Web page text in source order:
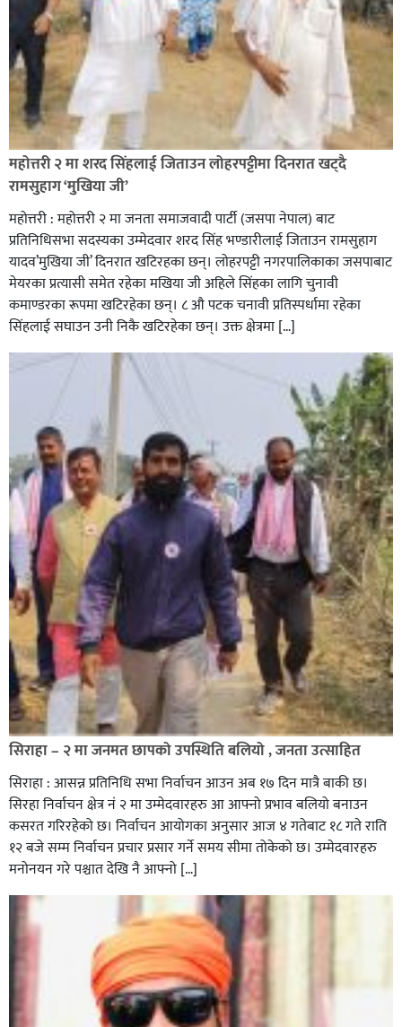
रक्तदान सेवामा जिल्लामै दोस्रो स्थान ल्याएकोमा जनमत नेताद्वय
रेडक्रस सिराहा द्वारा सम्मानित
सिराहाको औरहीमा जेन-जी भेला सम्पन्न
महोत्तरी २ मा शरद सिंहलाई जिताउन लोहरपट्टीमा दिनरात खट्दै
रामसुहाग ‘मुखिया जी’
महोत्तरी : महोत्तरी २ मा जनता समाजवादी पार्टी (जसपा नेपाल) बाट
प्रतिनिधिसभा सदस्यका उम्मेदवार शरद सिंह भण्डारीलाई जिताउन रामसुहाग
यादव’मुखिया जी’ दिनरात खटिरहका छन्। लोहरपट्टी नगरपालिकाका जसपाबाट
मेयरका प्रत्यासी समेत रहेका मखिया जी अहिले सिंहका लागि चुनावी
कमाण्डरका रूपमा खटिरहेका छन्। ८ औ पटक चनावी प्रतिस्पर्धामा रहेका
सिंहलाई सघाउन उनी निकै खटिरहेका छन्। उक्त क्षेत्रमा […]
सिराहा – २ मा जनमत छापको उपस्थिति बलियो , जनता उत्साहित
सिराहा : आसन्न प्रतिनिधि सभा निर्वाचन आउन अब १७ दिन मात्रै बाकी छ।
सिरहा निर्वाचन क्षेत्र नं २ मा उम्मेदवारहरु आ आफ्नो प्रभाव बलियो बनाउन
कसरत गरिरहेको छ। निर्वाचन आयोगका अनुसार आज ४ गतेबाट १८ गते राति
१२ बजे सम्म निर्वाचन प्रचार प्रसार गर्ने समय सीमा तोकेको छ। उम्मेदवारहरु
मनोनयन गरे पश्चात देखि नै आफ्नो […]